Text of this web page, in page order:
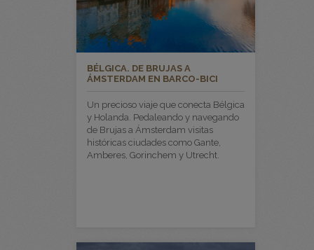
BÉLGICA. DE BRUJAS A
ÁMSTERDAM EN BARCO-BICI
Un precioso viaje que conecta Bélgica
y Holanda. Pedaleando y navegando
de Brujas a Ámsterdam visitas
históricas ciudades como Gante,
Amberes, Gorinchem y Utrecht.